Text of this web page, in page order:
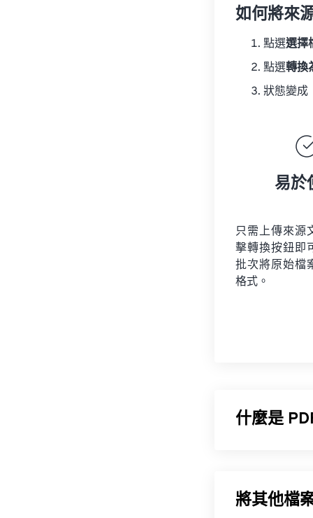
如何將來
點選選擇
點選轉換
狀態變成
易於
只需上傳來源
擊轉換按鈕即
批次將原始檔
格式。
什麼是
何裝置或作業
將其他檔